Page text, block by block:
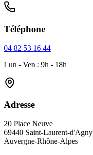
Téléphone
04 82 53 16 44
Lun - Ven : 9h - 18h
Adresse
20 Place Neuve
69440 Saint-Laurent-d'Agny
Auvergne-Rhône-Alpes